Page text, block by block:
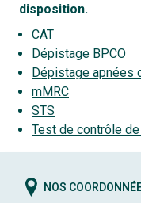
disposition.
CAT
Dépistage BPCO
Dépistage apnées
mMRC
STS
Test de contrôle de
NOS